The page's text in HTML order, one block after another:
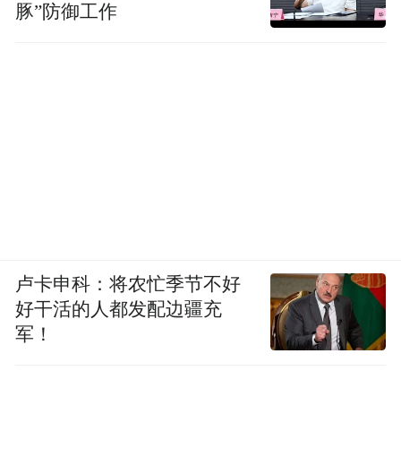
豚”防御工作
卢卡申科：将农忙季节不好
好干活的人都发配边疆充
军！